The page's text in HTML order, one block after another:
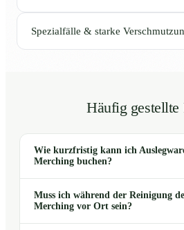
Spezialfälle & starke
Häufig gestellte
Wie kurzfristig kann ich
Merching buchen?
Muss ich während der Reinigung
Merching vor Ort sein?